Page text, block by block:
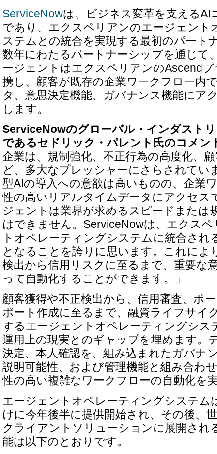
ServiceNowは、ビジネス変革を支えるAI
であり、エクスペリアンのエージェント
ステムとの統合を実現する最初のパート
数年にわたるパートナーシップを通じて
ージェントはエクスペリアンのAscend
携し、顧客が既存の企業ワークフロー内
タ、意思決定機能、ガバナンス機能にア
します。
ServiceNowのグローバル・インダスト
であるセドリック・パレント氏のコメン
企業は、規制強化、不正行為の高度化、
ど、多大なプレッシャーにさらされてい
型AIの導入への意欲は高いものの、企業
性の高いリアルタイムデータにアクセス
ジェントは業界が求めるスピードまたは
はできません。ServiceNowは、エクス
トオペレーティングシステムに統合され
となることを誇りに思います。これによ
検出から信用リスクに至るまで、重要な
って自動化することができます。」
顧客獲得や不正検出から、信用審査、ポ
ポート作成に至るまで、融資ライフサイ
するエージェントオペレーティングシス
運用上の現実とのギャップを埋めます。
決定、本人確認を、組み込まれたガバナ
説明可能性、および管理機能と組み合わ
性の高い複雑なワークフローの自動化を
エージェントオペレーティングシステム
けに今年後半に提供開始され、その後、
クライアントソリューションに展開され
能は以下のとおりです。